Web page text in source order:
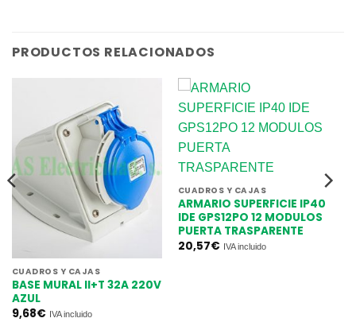
PRODUCTOS RELACIONADOS
CUADROS Y CAJAS
BASE MURAL II+T 32A 220V
AZUL
9,68€ IVA incluido
CUADROS Y CAJAS
ARMARIO SUPERFICIE IP40
IDE GPS12PO 12 MODULOS
PUERTA TRASPARENTE
20,57€ IVA incluido